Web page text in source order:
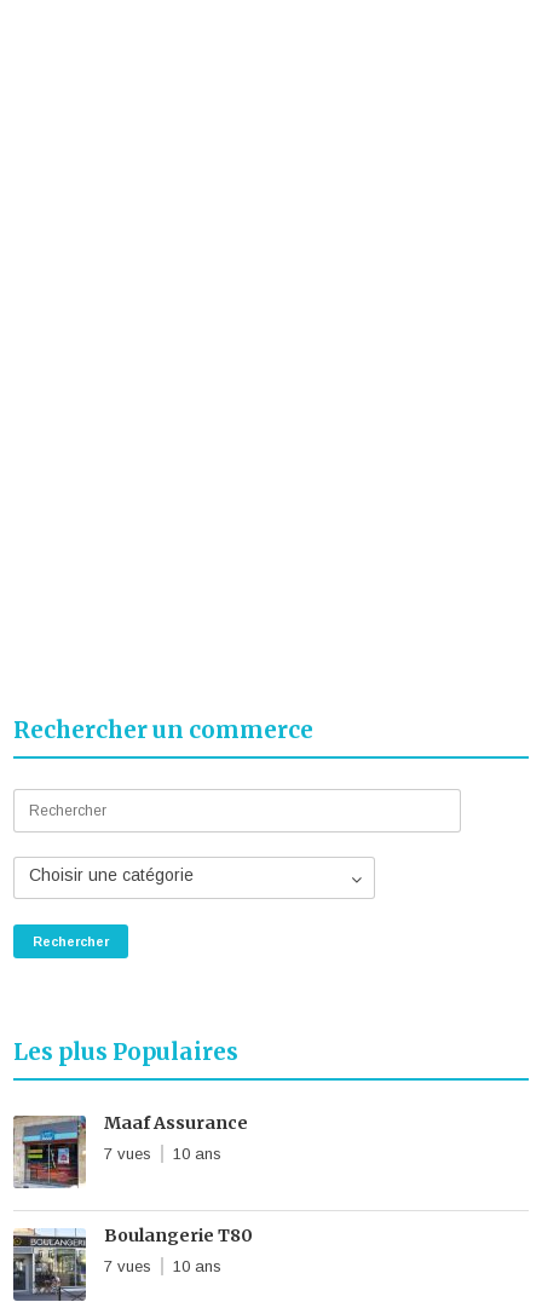
Rechercher un commerce
Choisir une catégorie
Les plus Populaires
Maaf Assurance
7 vues 10 ans
Boulangerie T80
7 vues 10 ans